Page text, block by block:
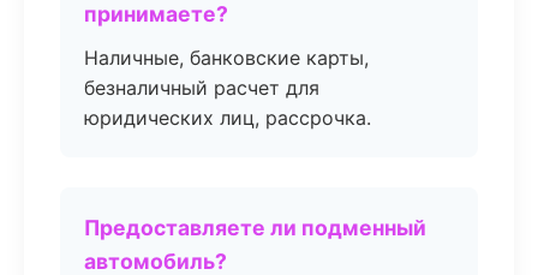
принимаете?
Наличные, банковские карты,
безналичный расчет для
юридических лиц, рассрочка.
Предоставляете ли подменный
автомобиль?